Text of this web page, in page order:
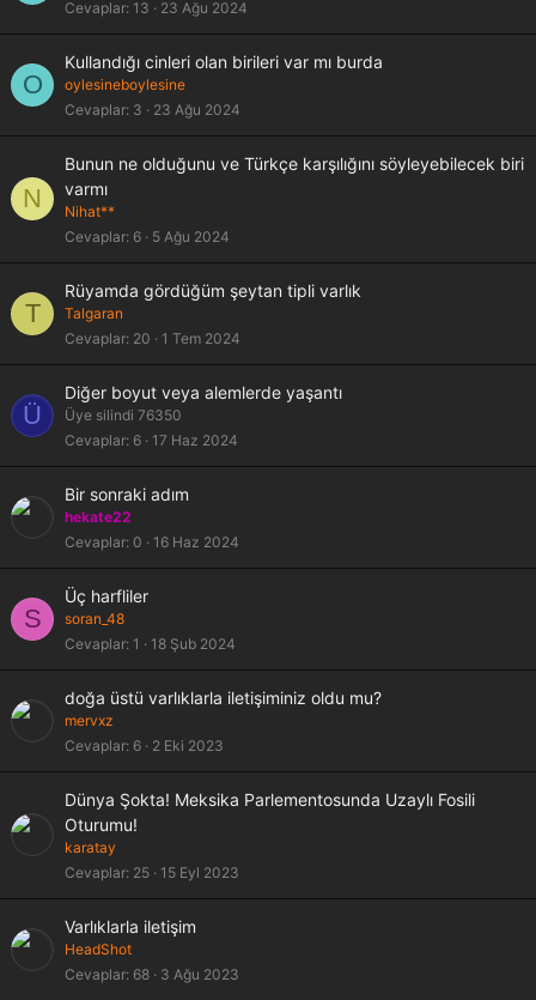
Cevaplar 13 23 Ağu 2024
O
Kullandığı cinleri olan birileri var mı burda
oylesineboylesine
Cevaplar 3 23 Ağu 2024
N
Bunun ne olduğunu ve Türkçe karşılığını söyleyebilecek biri
varmı
Nihat**
Cevaplar 6 5 Ağu 2024
T
Rüyamda gördüğüm şeytan tipli varlık
Talgaran
Cevaplar 20 1 Tem 2024
Ü
Diğer boyut veya alemlerde yaşantı
Üye silindi 76350
Cevaplar 6 17 Haz 2024
Bir sonraki adım
hekate22
Cevaplar 0 16 Haz 2024
S
Üç harfliler
soran_48
Cevaplar 1 18 Şub 2024
doğa üstü varlıklarla iletişiminiz oldu mu?
mervxz
Cevaplar 6 2 Eki 2023
Dünya Şokta! Meksika Parlementosunda Uzaylı Fosili
Oturumu!
karatay
Cevaplar 25 15 Eyl 2023
Varlıklarla iletişim
HeadShot
Cevaplar 68 3 Ağu 2023